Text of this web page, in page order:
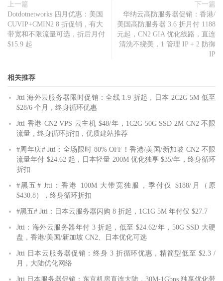
上一篇
Dotdotnetworks 四月优惠：美国
CUVIP+CMIN2 8 折促销，有大
带宽和不限流量可选，折后月付
$15.9 起
下一篇
华纳云高防服务器促销：香港/
美国高防服务器 3.6 折月付 1188
元起，CN2 GIA 优化线路，直连
清洗不绕美，1 管理 IP + 2 防御
IP
相关推荐
Jtti 海外云服务器限时促销：全线 1.9 折起，日本 2C2G 5M 低至
$28/6 个月，终身循环优惠
Jtti 香港 CN2 VPS 云主机 $48/年，1C2G 50G SSD 2M CN2 不限
流量，终身循环折扣，优质建站推荐
#周年庆# Jtti：全场限时 80% OFF！香港/美国/新加坡 CN2 不限
流量年付 $24.62 起，日本轻量 200M 优化独享 $35/年，终身循环
折扣
#黑五# Jtti：香港 100M 大带宽独服，季付仅 $188/月（原
$430.8），终身循环折扣
#黑五# Jtti：日本云服务器闪购 8 折起，1C1G 5M 年付仅 $27.7
Jtti：海外云服务器年付 3 折起，低至 $24.62/年，50G SSD 大硬
盘，香港/美国/新加坡 CN2、日本优化可选
Jtti 日本云服务器促销：终身 3 折循环优惠，精简型低至 $2.3 /
月，大陆优化网络
Jtti 日本服务器促销：东京机房直连大陆，30M-1Gbps 独享优化带